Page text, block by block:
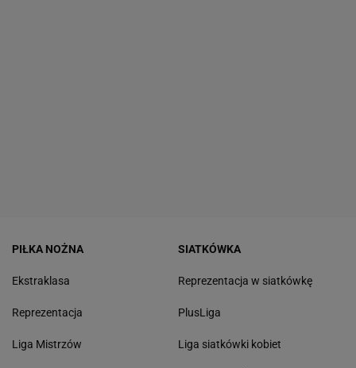
PIŁKA NOŻNA
Ekstraklasa
Reprezentacja
Liga Mistrzów
SIATKÓWKA
Reprezentacja w siatkówkę
PlusLiga
Liga siatkówki kobiet